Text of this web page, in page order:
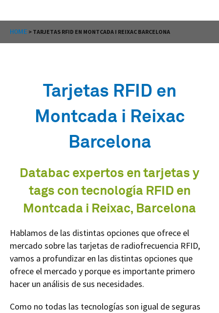
HOME > TARJETAS RFID EN MONTCADA I REIXAC BARCELONA
Tarjetas RFID en
Montcada i Reixac
Barcelona
Databac expertos en tarjetas y
tags con tecnología RFID en
Montcada i Reixac, Barcelona
Hablamos de las distintas opciones que ofrece el
mercado sobre las tarjetas de radiofrecuencia RFID,
vamos a profundizar en las distintas opciones que
ofrece el mercado y porque es importante primero
hacer un análisis de sus necesidades.
Como no todas las tecnologías son igual de seguras